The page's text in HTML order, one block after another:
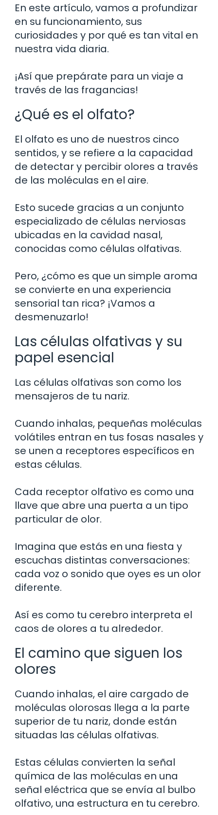
En este artículo, vamos a profundizar
en su funcionamiento, sus
curiosidades y por qué es tan vital en
nuestra vida diaria.
¡Así que prepárate para un viaje a
través de las fragancias!
¿Qué es el olfato?
El olfato es uno de nuestros cinco
sentidos, y se refiere a la capacidad
de detectar y percibir olores a través
de las moléculas en el aire.
Esto sucede gracias a un conjunto
especializado de células nerviosas
ubicadas en la cavidad nasal,
conocidas como células olfativas.
Pero, ¿cómo es que un simple aroma
se convierte en una experiencia
sensorial tan rica? ¡Vamos a
desmenuzarlo!
Las células olfativas y su
papel esencial
Las células olfativas son como los
mensajeros de tu nariz.
Cuando inhalas, pequeñas moléculas
volátiles entran en tus fosas nasales y
se unen a receptores específicos en
estas células.
Cada receptor olfativo es como una
llave que abre una puerta a un tipo
particular de olor.
Imagina que estás en una fiesta y
escuchas distintas conversaciones:
cada voz o sonido que oyes es un olor
diferente.
Así es como tu cerebro interpreta el
caos de olores a tu alrededor.
El camino que siguen los
olores
Cuando inhalas, el aire cargado de
moléculas olorosas llega a la parte
superior de tu nariz, donde están
situadas las células olfativas.
Estas células convierten la señal
química de las moléculas en una
señal eléctrica que se envía al bulbo
olfativo, una estructura en tu cerebro.